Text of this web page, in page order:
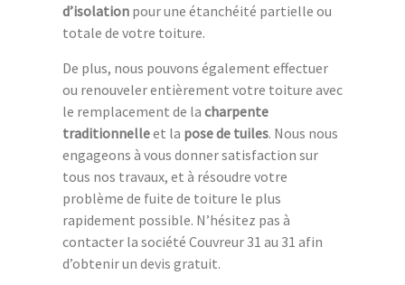
d’isolation pour une étanchéité partielle ou
totale de votre toiture.
De plus, nous pouvons également effectuer
ou renouveler entièrement votre toiture avec
le remplacement de la charpente
traditionnelleet la pose de tuiles. Nous nous
engageons à vous donner satisfaction sur
tous nos travaux, et à résoudre votre
problème de fuite de toiture le plus
rapidement possible. N’hésitez pas à
contacter la société Couvreur 31 au 31 afin
d’obtenir un devis gratuit.